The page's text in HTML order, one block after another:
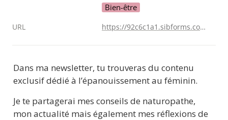
Bien-être
URL https://92c6c1a1.sibforms.com/serve/MUIEAP4zR2ezsnQDptzhc7cyiHytTp27Ea6VhI_0z8EoE4GmXe8n-s7TXu4Sg6auExqTeFR-MHW9Ex_n95oW94VF6FbBaxxn-BhQjPsQ2Exn64eFclNsEcrqYHGx41qLNCIERxl0u3QQNoqP96jkBYizEEJwamnGK-8lqYYafP-zc3H5srgC_tz-llEvgtS8aA1hwjzfhS-qhyR-
Dans ma newsletter, tu trouveras du contenu
exclusif dédié à l’épanouissement au féminin.
Je te partagerai mes conseils de naturopathe,
mon actualité mais également mes réflexions de